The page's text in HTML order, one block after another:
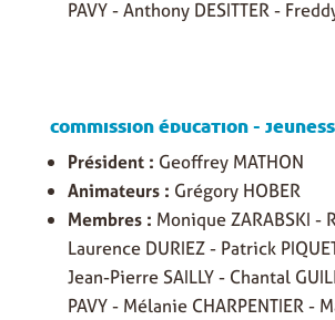
PAVY - Anthony DESITTER -
commission éducation -
Président : Geoffrey MATHON
Animateurs : Grégory HOBER
Membres : Monique ZARABSKI -
Laurence DURIEZ - Patrick
Jean-Pierre SAILLY - Chantal
PAVY - Mélanie CHARPENTIER -